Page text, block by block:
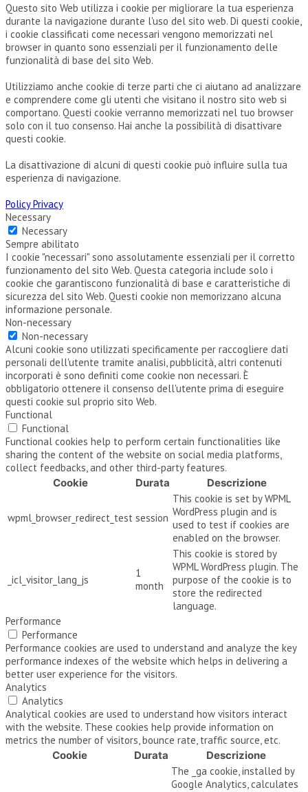
Questo sito Web utilizza i cookie per migliorare la tua esperienza
durante la navigazione durante l'uso del sito web. Di questi cookie,
i cookie classificati come necessari vengono memorizzati nel
browser in quanto sono essenziali per il funzionamento delle
funzionalità di base del sito Web.
Utilizziamo anche cookie di terze parti che ci aiutano ad analizzare
e comprendere come gli utenti che visitano il nostro sito web si
comportano. Questi cookie verranno memorizzati nel tuo browser
solo con il tuo consenso. Hai anche la possibilità di disattivare
questi cookie.
La disattivazione di alcuni di questi cookie può influire sulla tua
esperienza di navigazione.
Policy Privacy
Necessary
Necessary
Sempre abilitato
I cookie "necessari" sono assolutamente essenziali per il corretto
funzionamento del sito Web. Questa categoria include solo i
cookie che garantiscono funzionalità di base e caratteristiche di
sicurezza del sito Web. Questi cookie non memorizzano alcuna
informazione personale.
Non-necessary
Non-necessary
Alcuni cookie sono utilizzati specificamente per raccogliere dati
personali dell'utente tramite analisi, pubblicità, altri contenuti
incorporati è sono definiti come cookie non necessari. È
obbligatorio ottenere il consenso dell'utente prima di eseguire
questi cookie sul proprio sito Web.
Functional
Functional
Functional cookies help to perform certain functionalities like
sharing the content of the website on social media platforms,
collect feedbacks, and other third-party features.
Cookie
Durata Descrizione
wpml_browser_redirect_test session
This cookie is set by WPML
WordPress plugin and is
used to test if cookies are
enabled on the browser.
_icl_visitor_lang_js
1
month
This cookie is stored by
WPML WordPress plugin. The
purpose of the cookie is to
store the redirected
language.
Performance
Performance
Performance cookies are used to understand and analyze the key
performance indexes of the website which helps in delivering a
better user experience for the visitors.
Analytics
Analytics
Analytical cookies are used to understand how visitors interact
with the website. These cookies help provide information on
metrics the number of visitors, bounce rate, traffic source, etc.
Cookie
Durata
Descrizione
The _ga cookie, installed by
Google Analytics, calculates